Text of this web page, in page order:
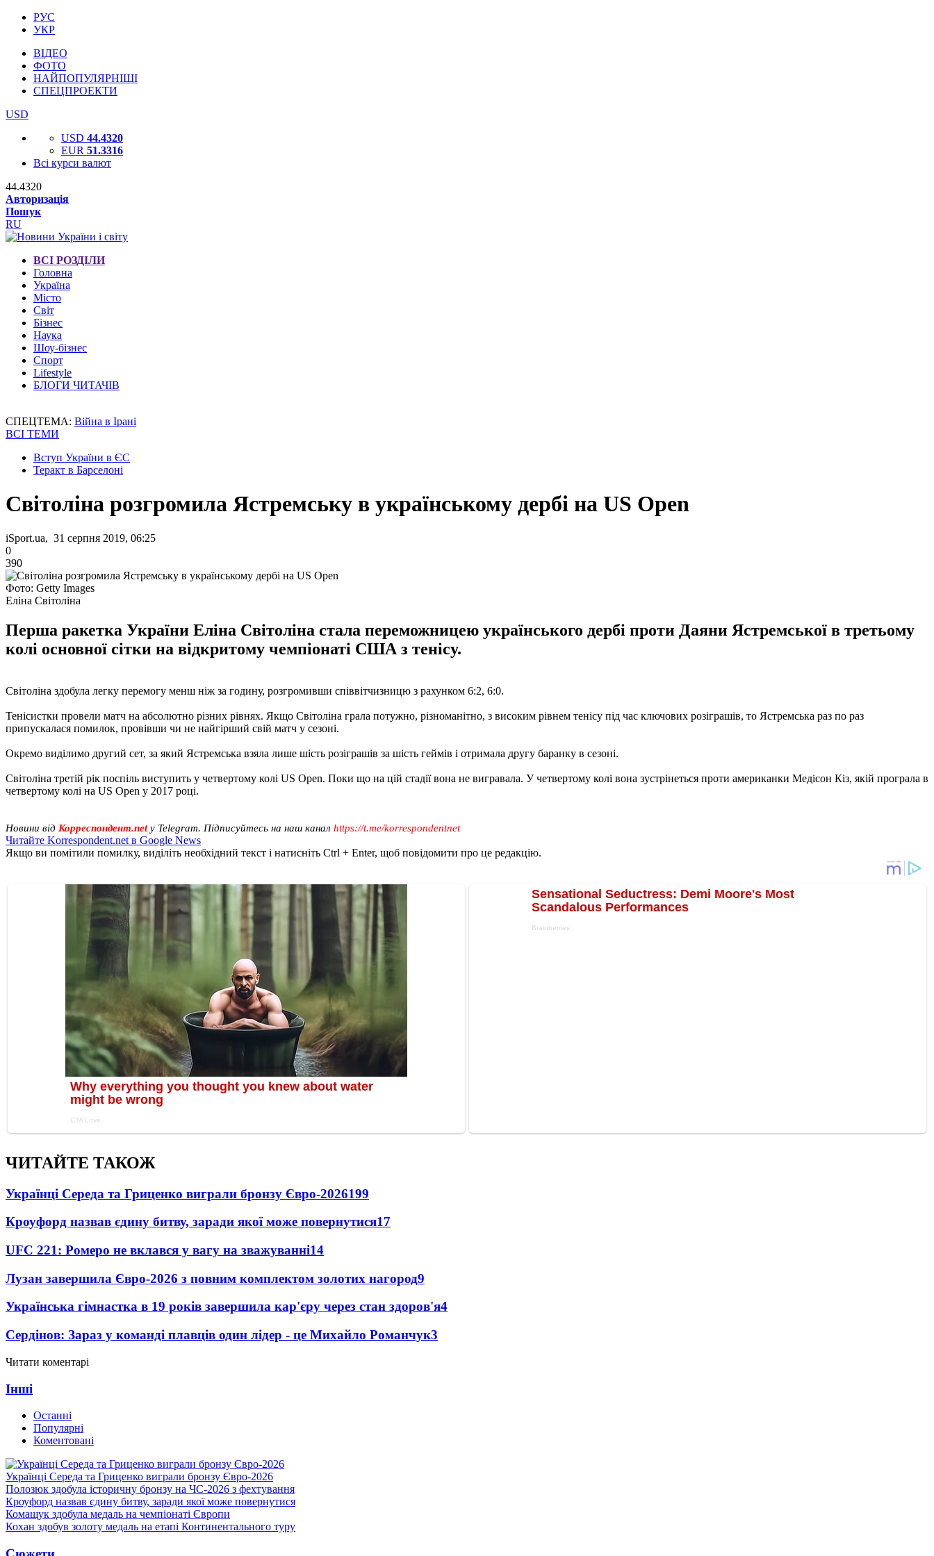
РУС
УКР
ВІДЕО
ФОТО
НАЙПОПУЛЯРНІШІ
СПЕЦПРОЕКТИ
USD
USD 44.4320
EUR 51.3316
Всі курси валют
44.4320
Авторизація
Пошук
RU
ВСІ РОЗДІЛИ
Головна
Україна
Місто
Світ
Бізнес
Наука
Шоу-бізнес
Спорт
Lifestyle
БЛОГИ ЧИТАЧІВ
СПЕЦТЕМА: Війна в Ірані
ВСІ ТЕМИ
Вступ України в ЄС
Теракт в Барселоні
Світоліна розгромила Ястремську в українському дербі на US Open
iSport.ua, 31 серпня 2019, 06:25
0
390
Фото: Getty Images
Еліна Світоліна
Перша ракетка України Еліна Світоліна стала переможницею українського дербі проти Даяни Ястремської в третьому
колі основної сітки на відкритому чемпіонаті США з тенісу.
Світоліна здобула легку перемогу менш ніж за годину, розгромивши співвітчизницю з рахунком 6:2, 6:0.
Тенісистки провели матч на абсолютно різних рівнях. Якщо Світоліна грала потужно, різноманітно, з високим рівнем тенісу під час ключових розіграшів, то Ястремська раз по раз
припускалася помилок, провівши чи не найгірший свій матч у сезоні.
Окремо виділимо другий сет, за який Ястремська взяла лише шість розіграшів за шість геймів і отримала другу баранку в сезоні.
Світоліна третій рік поспіль виступить у четвертому колі US Open. Поки що на цій стадії вона не вигравала. У четвертому колі вона зустрінеться проти американки Медісон Кіз, якій програла в
четвертому колі на US Open у 2017 році.
Новини від Корреспондент.netу Telegram. Підписуйтесь на наш канал https://t.me/korrespondentnet
Читайте Korrespondent.net в Google News
Якщо ви помітили помилку, виділіть необхідний текст і натисніть Ctrl + Enter, щоб повідомити про це редакцію.
ЧИТАЙТЕ ТАКОЖ
Українці Середа та Гриценко виграли бронзу Євро-2026199
Кроуфорд назвав єдину битву, заради якої може повернутися17
UFC 221: Ромеро не вклався у вагу на зважуванні14
Лузан завершила Євро-2026 з повним комплектом золотих нагород9
Українська гімнастка в 19 років завершила кар'єру через стан здоров'я4
Сердінов: Зараз у команді плавців один лідер - це Михайло Романчук3
Читати коментарі
Інші
Останні
Популярні
Коментовані
Українці Середа та Гриценко виграли бронзу Євро-2026
Полозюк здобула історичну бронзу на ЧС-2026 з фехтування
Кроуфорд назвав єдину битву, заради якої може повернутися
Комащук здобула медаль на чемпіонаті Європи
Кохан здобув золоту медаль на етапі Континентального туру